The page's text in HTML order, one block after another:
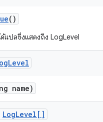
()
แปลซึ่งแสดงถึง LogLevel
Level
name)
LogLevel[]